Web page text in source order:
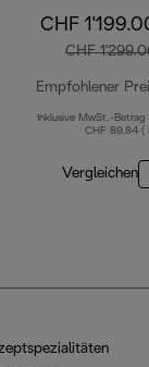
CHF
CHF
Empfohlener
Inklusive MwSt.-Betrag
CHF 89.84 (
Vergleichen